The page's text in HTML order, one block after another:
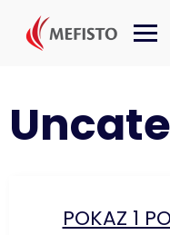
treści
POKAZ 1